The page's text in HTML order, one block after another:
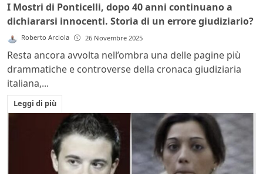
I Mostri di Ponticelli, dopo 40 anni continuano a
dichiararsi innocenti. Storia di un errore giudiziario?
Roberto Arciola 26 Novembre 2025
Resta ancora avvolta nell’ombra una delle pagine più
drammatiche e controverse della cronaca giudiziaria
italiana,...
Leggi di più